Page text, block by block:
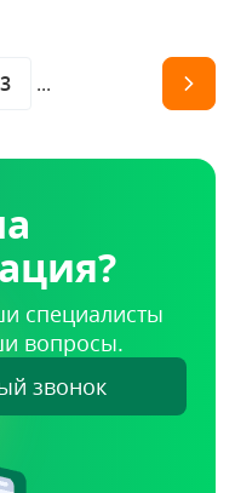
3 ...
специалисты
вопросы.
звонок